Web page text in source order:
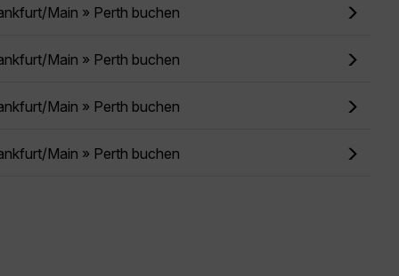
Main » Perth buchen
Main » Perth buchen
Main » Perth buchen
Main » Perth buchen